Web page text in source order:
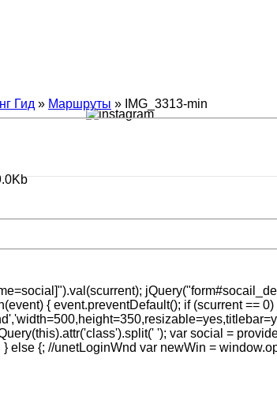
Гид » Маршруты » IMG_3313-min
{ event.preventDefault(); if (scurrent ==
'); var social =
else {; //unetLoginWnd var newWin =